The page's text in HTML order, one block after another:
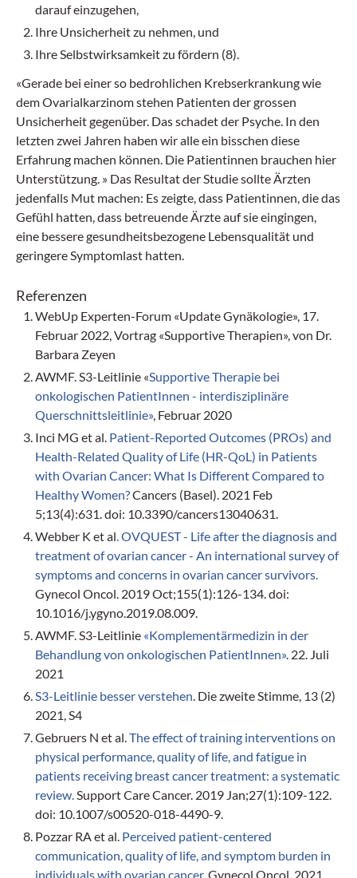
darauf einzugehen,
Ihre Unsicherheit zu nehmen, und
Ihre Selbstwirksamkeit zu fördern (8).
«Gerade bei einer so bedrohlichen Krebserkrankung wie
dem Ovarialkarzinom stehen Patienten der grossen
Unsicherheit gegenüber. Das schadet der Psyche. In den
letzten zwei Jahren haben wir alle ein bisschen diese
Erfahrung machen können. Die Patientinnen brauchen hier
Unterstützung. » Das Resultat der Studie sollte Ärzten
jedenfalls Mut machen: Es zeigte, dass Patientinnen, die das
Gefühl hatten, dass betreuende Ärzte auf sie eingingen,
eine bessere gesundheitsbezogene Lebensqualität und
geringere Symptomlast hatten.
Referenzen
WebUp Experten-Forum «Update Gynäkologie», 17.
Februar 2022, Vortrag «Supportive Therapien», von Dr.
Barbara Zeyen
AWMF. S3-Leitlinie «Supportive Therapie bei
onkologischen PatientInnen - interdisziplinäre
Querschnittsleitlinie», Februar 2020
Inci MG et al. Patient-Reported Outcomes (PROs) and
Health-Related Quality of Life (HR-QoL) in Patients
with Ovarian Cancer: What Is Different Compared to
Healthy Women?Cancers (Basel). 2021 Feb
5;13(4):631. doi: 10.3390/cancers13040631.
Webber K et al . OVQUEST - Life after the diagnosis and
treatment of ovarian cancer - An international survey of
symptoms and concerns in ovarian cancer survivors.
Gynecol Oncol. 2019 Oct;155(1):126-134. doi:
10.1016/j.ygyno.2019.08.009.
AWMF. S3-Leitlinie «Komplementärmedizin in der
Behandlung von onkologischen PatientInnen». 22. Juli
2021
S3-Leitlinie besser verstehen . Die zweite Stimme, 13 (2)
2021, S4
Gebruers N et al. The effect of training interventions on
physical performance, quality of life, and fatigue in
patients receiving breast cancer treatment: a systematic
review. Support Care Cancer. 2019 Jan;27(1):109-122.
doi: 10.1007/s00520-018-4490-9.
Pozzar RA et al. Perceived patient-centered
communication, quality of life, and symptom burden in
individuals with ovarian cancer. Gynecol Oncol. 2021